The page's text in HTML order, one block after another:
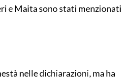
e Maita sono stati menzionati
nelle dichiarazioni, ma ha